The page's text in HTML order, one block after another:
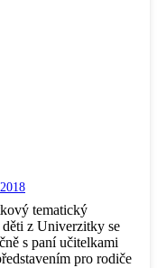
tematický
z Univerzitky se
s paní učitelkami
pro rodiče